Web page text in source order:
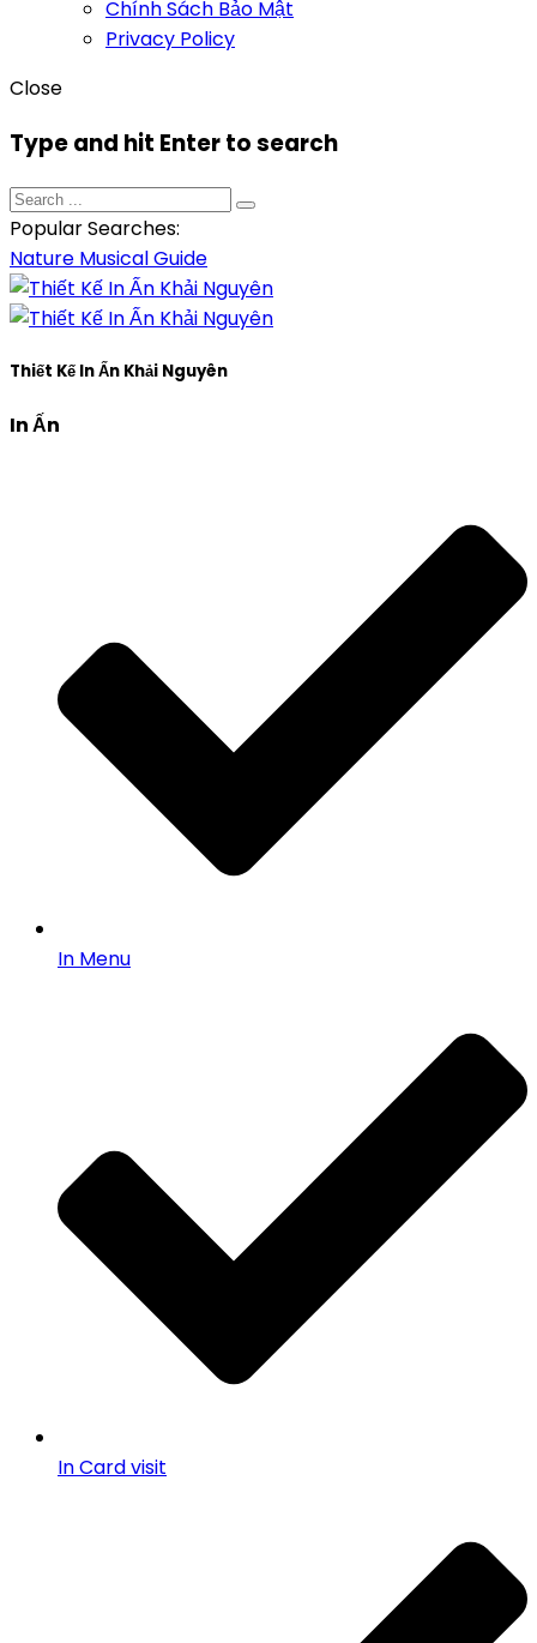
Chính Sách Bảo Mật
Privacy Policy
Close
Type and hit Enter to search
Popular Searches:
Nature MusicalGuide
Thiết Kế In Ấn Khải Nguyên
In Ấn
In Menu
In Card visit